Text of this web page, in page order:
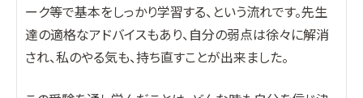
ーク等で基本をしっかり学習する、という流れです。先生
達の適格なアドバイスもあり、自分の弱点は徐々に解消
され、私のやる気も、持ち直すことが出来ました。